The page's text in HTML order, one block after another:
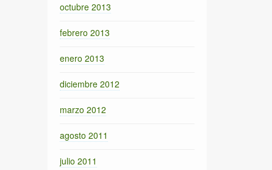
octubre 2013
febrero 2013
enero 2013
diciembre 2012
marzo 2012
agosto 2011
julio 2011